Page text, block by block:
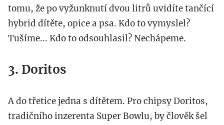
tomu, že po vyžunknutí dvou litrů uvidíte tančící
hybrid dítěte, opice a psa. Kdo to vymyslel?
Tušíme... Kdo to odsouhlasil? Nechápeme.
3. Doritos
A do třetice jedna s dítětem. Pro chipsy Doritos,
tradičního inzerenta Super Bowlu, by člověk šel